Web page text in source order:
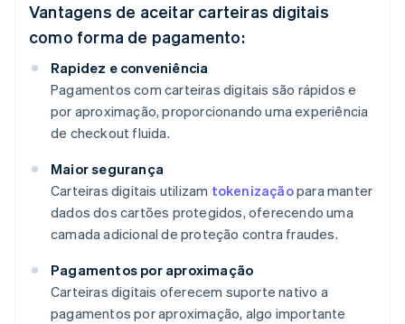
Vantagens de aceitar carteiras digitais
como forma de pagamento:
Rapidez e conveniência
Pagamentos com carteiras digitais são rápidos e
por aproximação, proporcionando uma experiência
de checkout fluida.
Maior segurança
Carteiras digitais utilizam tokenizaçãopara manter
dados dos cartões protegidos, oferecendo uma
camada adicional de proteção contra fraudes.
Pagamentos por aproximação
Carteiras digitais oferecem suporte nativo a
pagamentos por aproximação, algo importante